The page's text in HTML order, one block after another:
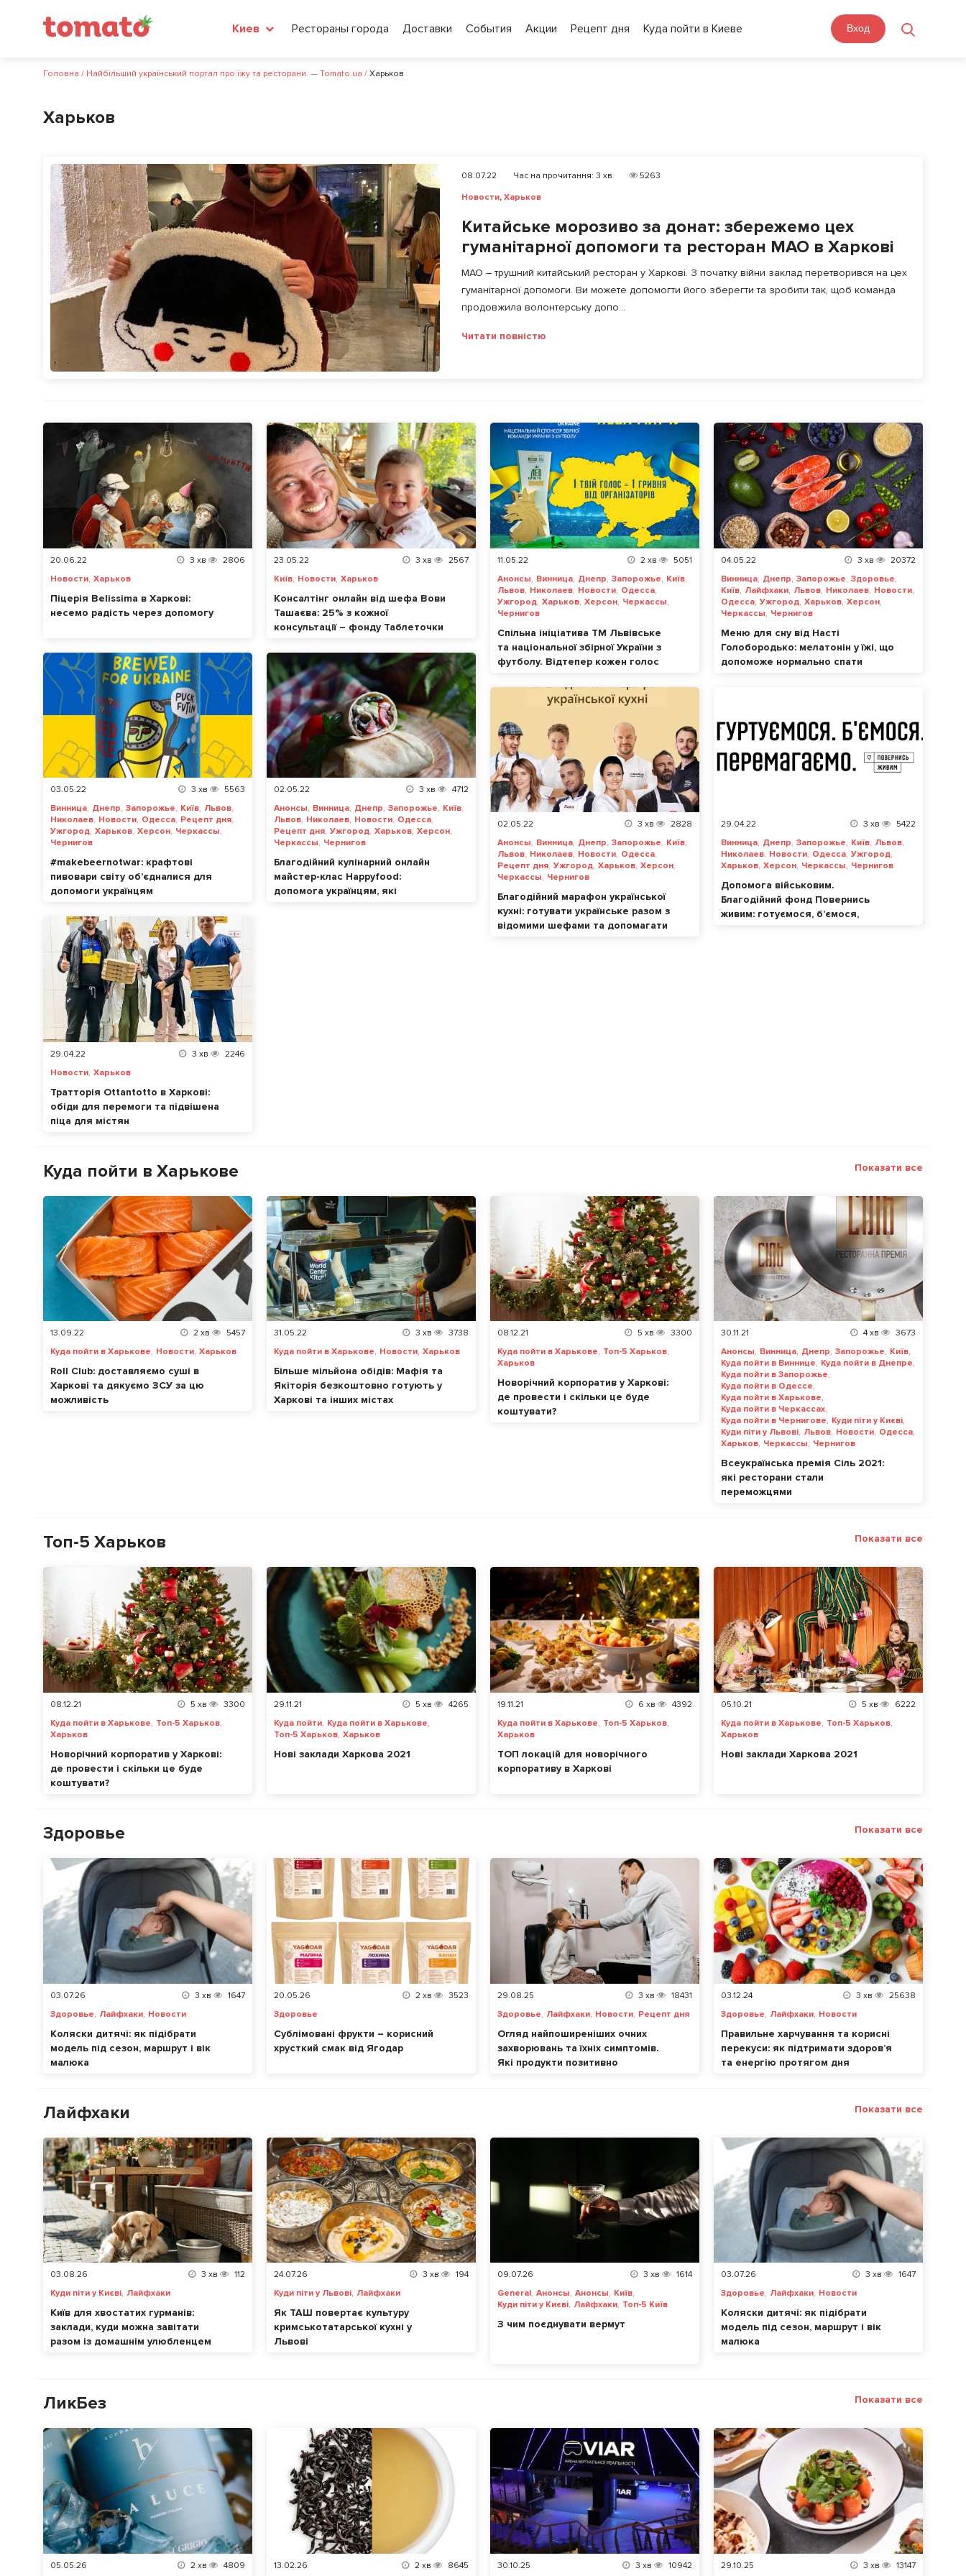
Киев Рестораны города Доставки События Акции Рецепт дня Куда пойти в Киеве Вход
Головна / Найбільший український портал про їжу та ресторани. — Tomato.ua / Харьков
Харьков
08.07.22 Час на прочитання: 3 хв
5263
Новости, Харьков
Китайське морозиво за донат: збережемо цех
гуманітарної допомоги та ресторан МАО в Харкові
МАО – трушний китайський ресторан у Харкові. З початку війни заклад перетворився на цех
гуманітарної допомоги. Ви можете допомогти його зберегти та зробити так, щоб команда
продовжила волонтерську допо...
Читати повністю
20.06.22 3 хв
2806
Новости, Харьков
Піцерія Belissima в Харкові:
несемо радість через допомогу
23.05.22 3 хв
2567
Київ, Новости, Харьков
Консалтінг онлайн від шефа Вови
Ташаєва: 25% з кожної
консультації – фонду Таблеточки
11.05.22 2 хв
5051
Анонсы, Винница, Днепр, Запорожье, Київ,
Львов, Николаев, Новости, Одесса,
Ужгород, Харьков, Херсон, Черкассы,
Чернигов
Спільна ініціатива ТМ Львівське
та національної збірної України з
футболу. Відтепер кожен голос
українцям
04.05.22 3 хв
20372
Винница, Днепр, Запорожье, Здоровье,
Київ, Лайфхаки, Львов, Николаев, Новости,
Одесса, Ужгород, Харьков, Херсон,
Черкассы, Чернигов
Меню для сну від Насті
Голобородько: мелатонін у їжі, що
допоможе нормально спати
03.05.22 3 хв
5563
Винница, Днепр, Запорожье, Київ, Львов,
Николаев, Новости, Одесса, Рецепт дня,
Ужгород, Харьков, Херсон, Черкассы,
Чернигов
#makebeernotwar: крафтові
пивовари світу об’єдналися для
допомоги українцям
02.05.22 3 хв
4712
Анонсы, Винница, Днепр, Запорожье, Київ,
Львов, Николаев, Новости, Одесса,
Рецепт дня, Ужгород, Харьков, Херсон,
Черкассы, Чернигов
Благодійний кулінарний онлайн
майстер-клас Happyfood:
допомога українцям, які
02.05.22 3 хв
2828
Анонсы, Винница, Днепр, Запорожье, Київ,
Львов, Николаев, Новости, Одесса,
Рецепт дня, Ужгород, Харьков, Херсон,
Черкассы, Чернигов
Благодійний марафон української
кухні: готувати українське разом з
відомими шефами та допомагати
29.04.22 3 хв
5422
Винница, Днепр, Запорожье, Київ, Львов,
Николаев, Новости, Одесса, Ужгород,
Харьков, Херсон, Черкассы, Чернигов
Допомога військовим.
Благодійний фонд Повернись
живим: готуємося, б’ємося,
29.04.22 3 хв
2246
Новости, Харьков
Тратторія Ottantotto в Харкові:
обіди для перемоги та підвішена
піца для містян
Показати все
Куда пойти в Харькове
13.09.22 2 хв
5457
Куда пойти в Харькове, Новости, Харьков
Roll Club: доставляємо суші в
Харкові та дякуємо ЗСУ за цю
можливість
31.05.22 3 хв
3738
Куда пойти в Харькове, Новости, Харьков
Більше мільйона обідів: Мафія та
Якіторія безкоштовно готують у
Харкові та інших містах
08.12.21 5 хв
3300
Куда пойти в Харькове, Топ-5 Харьков,
Харьков
Новорічний корпоратив у Харкові:
де провести і скільки це буде
коштувати?
30.11.21 4 хв
3673
Анонсы, Винница, Днепр, Запорожье, Київ,
Куда пойти в Виннице, Куда пойти в Днепре,
Куда пойти в Запорожье,
Куда пойти в Одессе,
Куда пойти в Харькове,
Куда пойти в Черкассах,
Куда пойти в Чернигове, Куди піти у Києві,
Куди піти у Львові, Львов, Новости, Одесса,
Харьков, Черкассы, Чернигов
Всеукраїнська премія Сіль 2021:
які ресторани стали
переможцями
Показати все
Топ-5 Харьков
08.12.21 5 хв
3300
Куда пойти в Харькове, Топ-5 Харьков,
Харьков
Новорічний корпоратив у Харкові:
де провести і скільки це буде
коштувати?
29.11.21 5 хв
4265
Куда пойти, Куда пойти в Харькове,
Топ-5 Харьков, Харьков
Нові заклади Харкова 2021
19.11.21 6 хв
4392
Куда пойти в Харькове, Топ-5 Харьков,
Харьков
ТОП локацій для новорічного
корпоративу в Харкові
05.10.21 5 хв
6222
Куда пойти в Харькове, Топ-5 Харьков,
Харьков
Нові заклади Харкова 2021
Показати все
Здоровье
03.07.26 3 хв
1647
Здоровье, Лайфхаки, Новости
Коляски дитячі: як підібрати
модель під сезон, маршрут і вік
малюка
20.05.26 2 хв
3523
Здоровье
Сублімовані фрукти – корисний
хрусткий смак від Ягодар
29.08.25 3 хв
18431
Здоровье, Лайфхаки, Новости, Рецепт дня
Огляд найпоширеніших очних
захворювань та їхніх симптомів.
Які продукти позитивно
03.12.24 3 хв
25638
Здоровье, Лайфхаки, Новости
Правильне харчування та корисні
перекуси: як підтримати здоров’я
та енергію протягом дня
Показати все
Лайфхаки
03.08.26 3 хв
112
Куди піти у Києві, Лайфхаки
Київ для хвостатих гурманів:
заклади, куди можна завітати
разом із домашнім улюбленцем
24.07.26 3 хв
194
Куди піти у Львові, Лайфхаки
Як ТАШ повертає культуру
кримськотатарської кухні у
Львові
09.07.26 3 хв
1614
General, Анонсы, Анонсы, Київ,
Куди піти у Києві, Лайфхаки, Топ-5 Київ
З чим поєднувати вермут
03.07.26 3 хв
1647
Здоровье, Лайфхаки, Новости
Коляски дитячі: як підібрати
модель під сезон, маршрут і вік
малюка
Показати все
ЛикБез
05.05.26 2 хв 4809 13.02.26 2 хв 8645 30.10.25 3 хв 10942 29.10.25 3 хв 13147